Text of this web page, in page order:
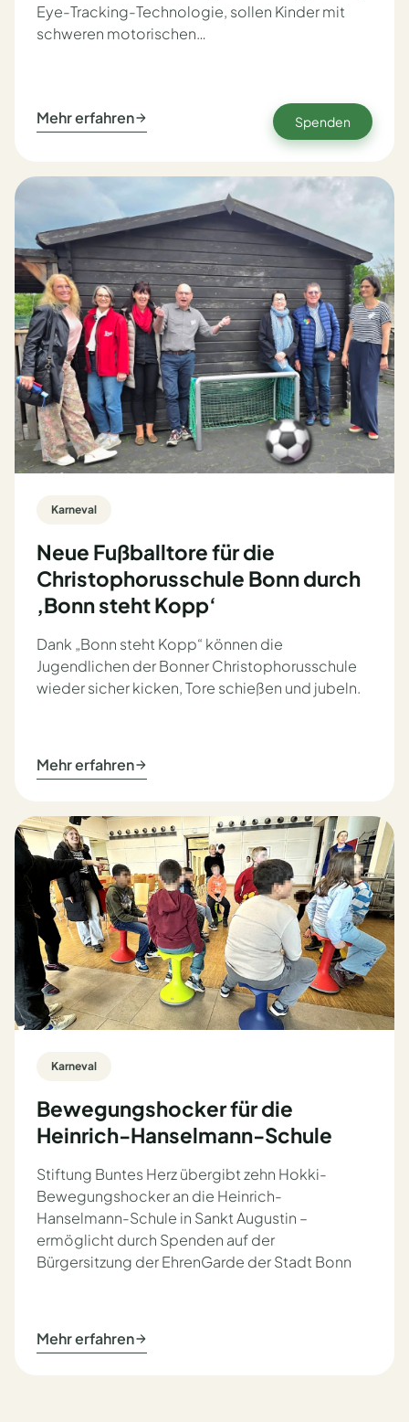
Eye-Tracking-Technologie, sollen Kinder mit
schweren motorischen…
Mehr erfahren Spenden
Karneval
Neue Fußballtore für die
Christophorusschule Bonn durch
‚Bonn steht Kopp‘
Dank „Bonn steht Kopp“ können die
Jugendlichen der Bonner Christophorusschule
wieder sicher kicken, Tore schießen und jubeln.
Mehr erfahren
Karneval
Bewegungshocker für die
Heinrich-Hanselmann-Schule
Stiftung Buntes Herz übergibt zehn Hokki-
Bewegungshocker an die Heinrich-
Hanselmann-Schule in Sankt Augustin –
ermöglicht durch Spenden auf der
Bürgersitzung der EhrenGarde der Stadt Bonn
Mehr erfahren